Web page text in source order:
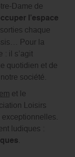
Dame de
l’espace
chaque
Pour la
: il s’agit
quotidien et de
société.
et le
Loisirs
ludiques :
.